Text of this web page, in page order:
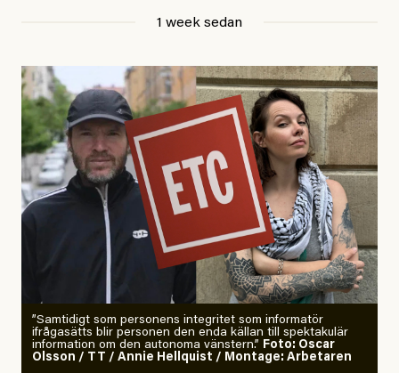
1 week sedan
”Samtidigt som personens integritet som informatör
ifrågasätts blir personen den enda källan till spektakulär
information om den autonoma vänstern.” Foto: Oscar
Olsson / TT / Annie Hellquist / Montage: Arbetaren